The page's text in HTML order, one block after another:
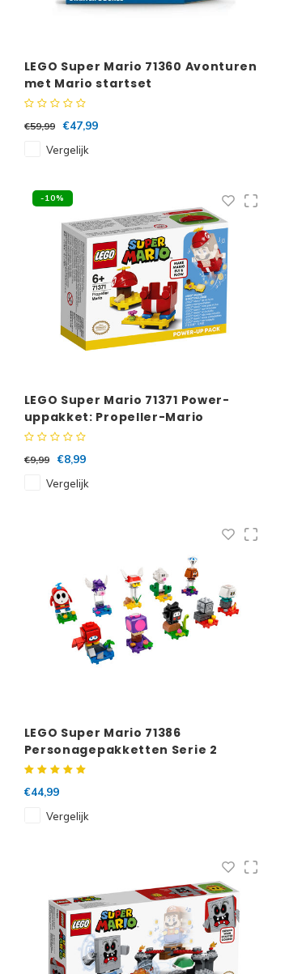
LEGO Super Mario 71360 Avonturen
met Mario startset
€59,99
€47,99
Vergelijk
-10%
LEGO Super Mario 71371 Power-
uppakket: Propeller-Mario
€9,99
€8,99
Vergelijk
LEGO Super Mario 71386
Personagepakketten Serie 2
Complete Serie
€44,99
Vergelijk